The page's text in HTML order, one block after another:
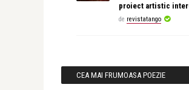
proiect artistic
de revistatango
CEA MAI FRUMOASA POEZIE